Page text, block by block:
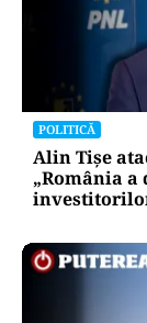
POLITICĂ
Alin Tișe
„România